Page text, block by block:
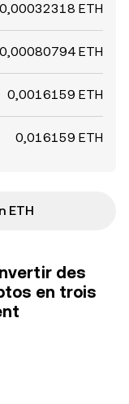
0,00032318 ETH
0,00080794 ETH
0,0016159 ETH
0,016159 ETH
ETH
des
en trois